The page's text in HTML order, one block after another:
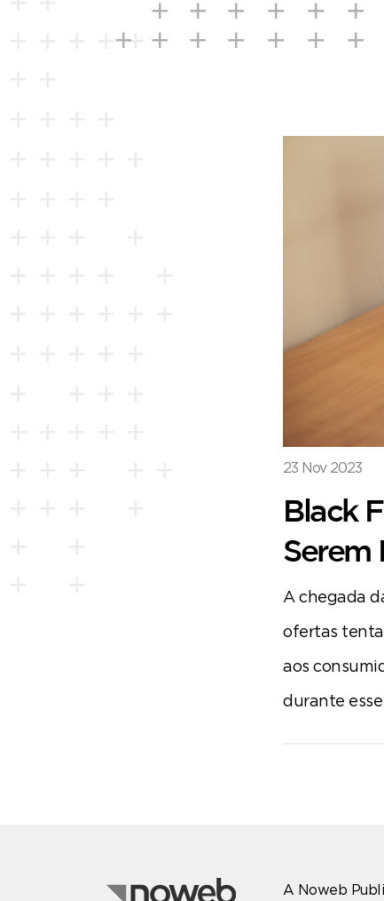
23 Nov 2023
Black
Serem
A chegada
ofertas
aos
durante
A Noweb